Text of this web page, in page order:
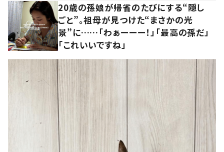
20歳の孫娘が帰省のたびにする“隠し
ごと”。祖母が見つけた“まさかの光
景”に……「わぁーーー！」「最高の孫だ」
「これいいですね」